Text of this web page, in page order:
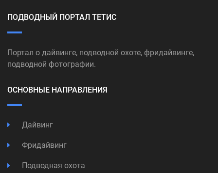
ПОДВОДНЫЙ ПОРТАЛ ТЕТИС
Портал о дайвинге, подводной охоте, фридайвинге,
подводной фотографии.
ОСНОВНЫЕ НАПРАВЛЕНИЯ
Дайвинг
Фридайвинг
Подводная охота